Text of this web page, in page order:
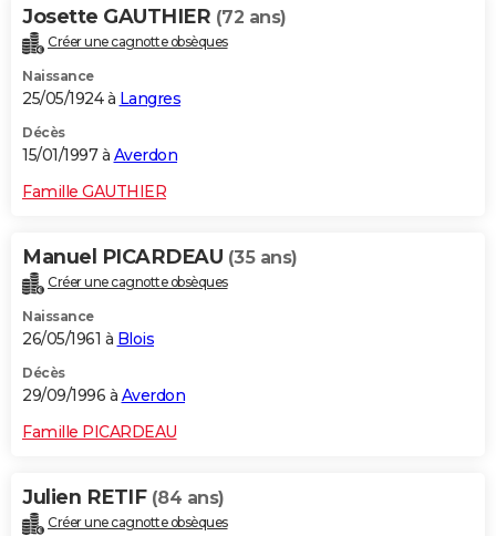
Josette GAUTHIER (72 ans)
Créer une cagnotte obsèques
Naissance
25/05/1924 à Langres
Décès
15/01/1997 à Averdon
Famille GAUTHIER
Manuel PICARDEAU (35 ans)
Créer une cagnotte obsèques
Naissance
26/05/1961 à Blois
Décès
29/09/1996 à Averdon
Famille PICARDEAU
Julien RETIF (84 ans)
Créer une cagnotte obsèques